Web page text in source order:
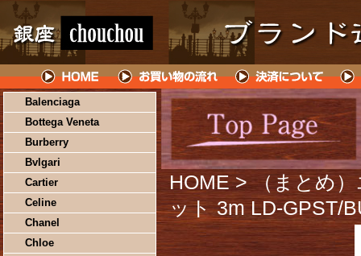
Balenciaga
Bottega Veneta
Burberry
Bvlgari
Cartier
Celine
Chanel
Chloe
HOME > （まとめ
ット 3m LD-GPST/